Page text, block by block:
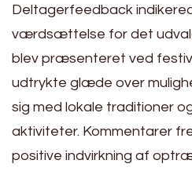
Deltagerfeedback
værdsættelse for det
blev præsenteret ved
udtrykte glæde over
sig med lokale traditioner
aktiviteter. Kommentarer
positive indvirkning af